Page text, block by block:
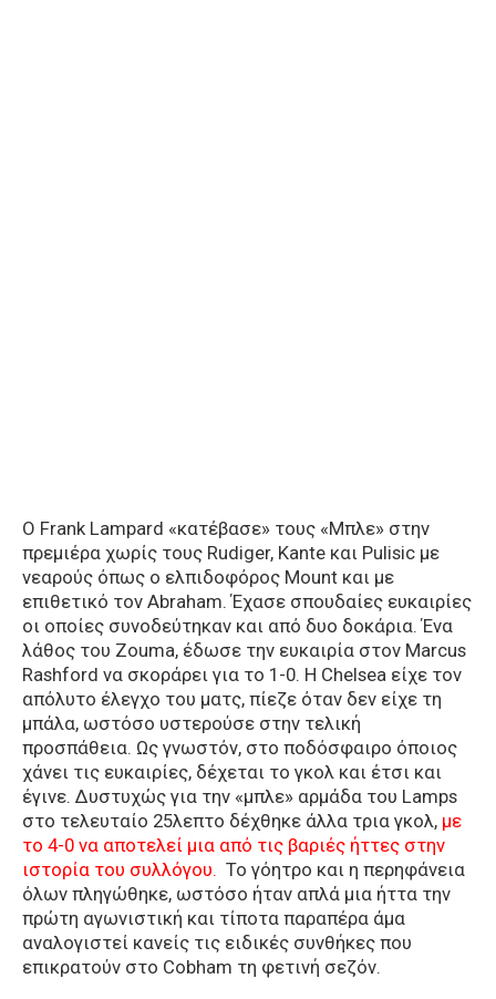
O Frank Lampard «κατέβασε» τους «Μπλε» στην
πρεμιέρα χωρίς τους Rudiger, Kante και Pulisic με
νεαρούς όπως ο ελπιδοφόρος Mount και με
επιθετικό τον Abraham. Έχασε σπουδαίες ευκαιρίες
οι οποίες συνοδεύτηκαν και από δυο δοκάρια. Ένα
λάθος του Zouma, έδωσε την ευκαιρία στον Marcus
Rashford να σκοράρει για το 1-0. Η Chelsea είχε τον
απόλυτο έλεγχο του ματς, πίεζε όταν δεν είχε τη
μπάλα, ωστόσο υστερούσε στην τελική
προσπάθεια. Ως γνωστόν, στο ποδόσφαιρο όποιος
χάνει τις ευκαιρίες, δέχεται το γκολ και έτσι και
έγινε. Δυστυχώς για την «μπλε» αρμάδα του Lamps
στο τελευταίο 25λεπτο δέχθηκε άλλα τρια γκολ, με
το 4-0 να αποτελεί μια από τις βαριές ήττες στην
ιστορία του συλλόγου. Το γόητρο και η περηφάνεια
όλων πληγώθηκε, ωστόσο ήταν απλά μια ήττα την
πρώτη αγωνιστική και τίποτα παραπέρα άμα
αναλογιστεί κανείς τις ειδικές συνθήκες που
επικρατούν στο Cobham τη φετινή σεζόν.